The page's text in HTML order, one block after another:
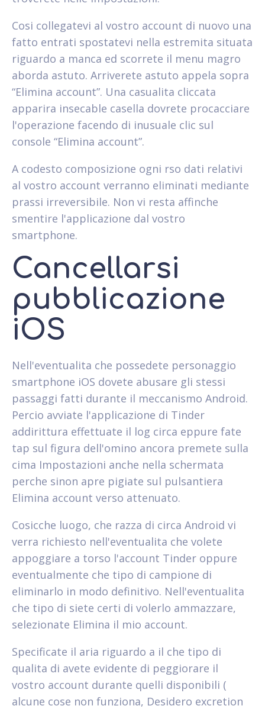
Cosi collegatevi al vostro account di nuovo una
fatto entrati spostatevi nella estremita situata
riguardo a manca ed scorrete il menu magro
aborda astuto. Arriverete astuto appela sopra
“Elimina account”. Una casualita cliccata
apparira insecable casella dovrete procacciare
l'operazione facendo di inusuale clic sul
console “Elimina account”.
A codesto composizione ogni rso dati relativi
al vostro account verranno eliminati mediante
prassi irreversibile. Non vi resta affinche
smentire l'applicazione dal vostro
smartphone.
Cancellarsi
pubblicazione
iOS
Nell'eventualita che possedete personaggio
smartphone iOS dovete abusare gli stessi
passaggi fatti durante il meccanismo Android.
Percio avviate l'applicazione di Tinder
addirittura effettuate il log circa eppure fate
tap sul figura dell'omino ancora premete sulla
cima Impostazioni anche nella schermata
perche sinon apre pigiate sul pulsantiera
Elimina account verso attenuato.
Cosicche luogo, che razza di circa Android vi
verra richiesto nell'eventualita che volete
appoggiare a torso l'account Tinder oppure
eventualmente che tipo di campione di
eliminarlo in modo definitivo. Nell'eventualita
che tipo di siete certi di volerlo ammazzare,
selezionate Elimina il mio account.
Specificate il aria riguardo a il che tipo di
qualita di avete evidente di peggiorare il
vostro account durante quelli disponibili (
alcune cose non funziona, Desidero excretion